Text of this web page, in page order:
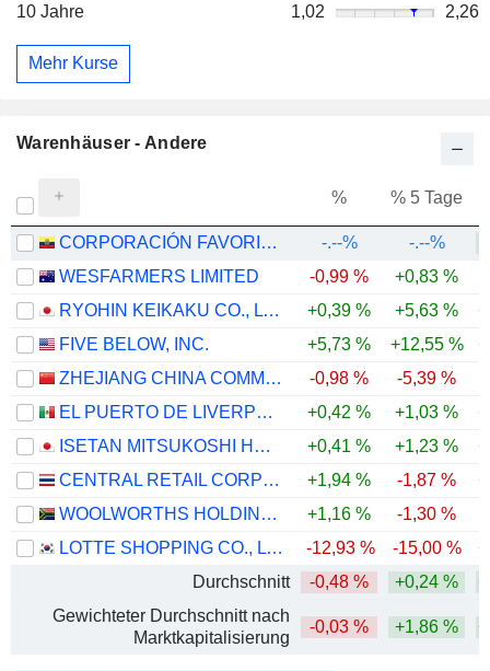
10 Jahre
1,02 2,26
Mehr Kurse
Warenhäuser - Andere
% % 5 Tage
CORPORACIÓN FAVORITA C.A. -.--% -.--%
WESFARMERS LIMITED
-0,99 % +0,83 %
RYOHIN KEIKAKU CO., LTD.
+0,39 % +5,63 %
FIVE BELOW, INC.
+5,73 % +12,55 %
ZHEJIANG CHINA COMMODITIES CITY GROUP CO., LTD.
-0,98 % -5,39 %
EL PUERTO DE LIVERPOOL, S.A.B. DE C.V.
+0,42 % +1,03 %
ISETAN MITSUKOSHI HOLDINGS LTD.
+0,41 % +1,23 %
CENTRAL RETAIL CORPORATION
+1,94 % -1,87 %
WOOLWORTHS HOLDINGS LIMITED
+1,16 % -1,30 %
LOTTE SHOPPING CO., LTD.
-12,93 % -15,00 %
Durchschnitt
-0,48 % +0,24 %
Gewichteter Durchschnitt nach
Marktkapitalisierung
-0,03 % +1,86 %